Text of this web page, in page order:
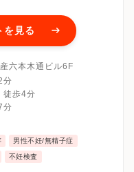
を見る
六本木通ビル6F
分
歩4分
分
男性不妊/無精子症
不妊検査